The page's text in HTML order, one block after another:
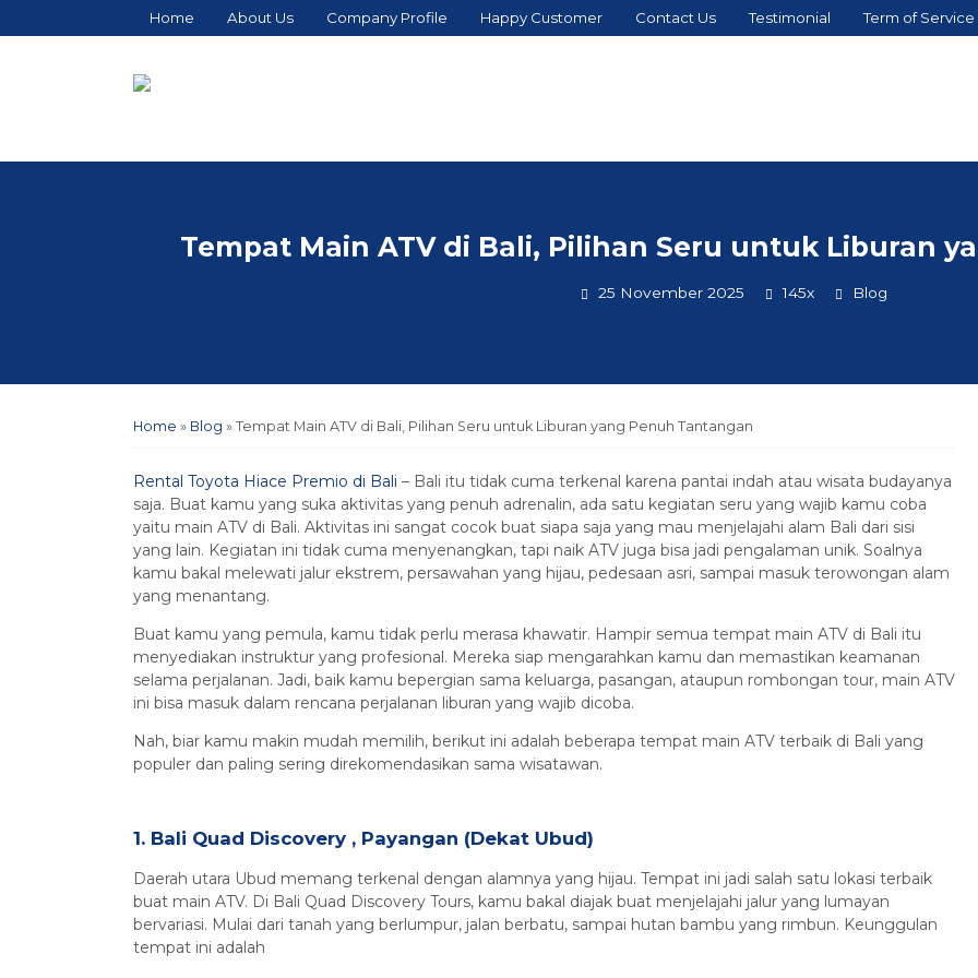
Home About Us Company Profile Happy Customer Contact Us Testimonial Term of Service
Tempat Main ATV di Bali, Pilihan Seru untuk Liburan
25 November 2025 145x Blog
Home » Blog » Tempat Main ATV di Bali, Pilihan Seru untuk Liburan yang Penuh Tantangan
Rental Toyota Hiace Premio di Bali – Bali itu tidak cuma terkenal karena pantai indah atau wisata budayanya
saja. Buat kamu yang suka aktivitas yang penuh adrenalin, ada satu kegiatan seru yang wajib kamu coba
yaitu main ATV di Bali. Aktivitas ini sangat cocok buat siapa saja yang mau menjelajahi alam Bali dari sisi
yang lain. Kegiatan ini tidak cuma menyenangkan, tapi naik ATV juga bisa jadi pengalaman unik. Soalnya
kamu bakal melewati jalur ekstrem, persawahan yang hijau, pedesaan asri, sampai masuk terowongan alam
yang menantang.
Buat kamu yang pemula, kamu tidak perlu merasa khawatir. Hampir semua tempat main ATV di Bali itu
menyediakan instruktur yang profesional. Mereka siap mengarahkan kamu dan memastikan keamanan
selama perjalanan. Jadi, baik kamu bepergian sama keluarga, pasangan, ataupun rombongan tour, main ATV
ini bisa masuk dalam rencana perjalanan liburan yang wajib dicoba.
Nah, biar kamu makin mudah memilih, berikut ini adalah beberapa tempat main ATV terbaik di Bali yang
populer dan paling sering direkomendasikan sama wisatawan.
1. Bali Quad Discovery , Payangan (Dekat Ubud)
Daerah utara Ubud memang terkenal dengan alamnya yang hijau. Tempat ini jadi salah satu lokasi terbaik
buat main ATV. Di Bali Quad Discovery Tours, kamu bakal diajak buat menjelajahi jalur yang lumayan
bervariasi. Mulai dari tanah yang berlumpur, jalan berbatu, sampai hutan bambu yang rimbun. Keunggulan
tempat ini adalah